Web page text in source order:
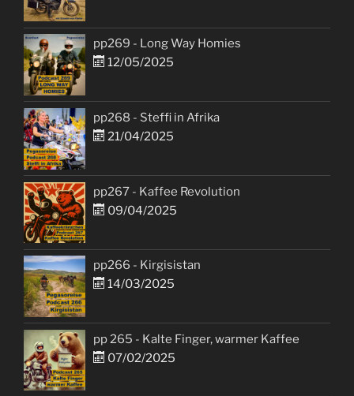
pp269 - Long Way Homies
12/05/2025
pp268 - Steffi in Afrika
21/04/2025
pp267 - Kaffee Revolution
09/04/2025
pp266 - Kirgisistan
14/03/2025
pp 265 - Kalte Finger, warmer Kaffee
07/02/2025